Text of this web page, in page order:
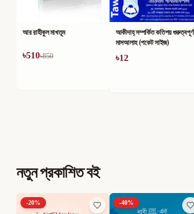
আর রাহীকুল মাখতূম
৳510৳850
আকীদাহ্ সম্পর্কিত কতিপয় গুরুত্বপূর্ণ
মাসআলাহ (পকেট সাইজ)
৳12
নতুন প্রকাশিত বই
-40% -40%